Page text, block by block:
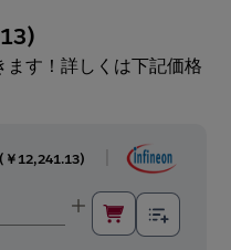
)
す！詳しくは下記価格
( ￥12,241.13)